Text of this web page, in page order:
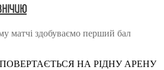
матчі здобуваємо перший бал